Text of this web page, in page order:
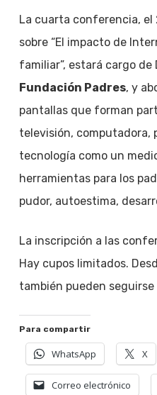
La cuarta conferencia, el
sobre “El impacto de
familiar”, estará cargo de
Fundación Padres, y
pantallas que forman
televisión, computadora,
tecnología como un
herramientas para los
pudor, autoestima,
La inscripción a las
Hay cupos limitados.
también pueden
Para compartir
WhatsApp X
Correo electrónico